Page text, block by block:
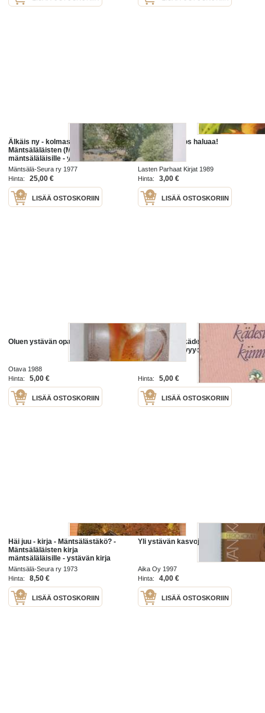
Älkäis ny - kolmas se toren sanoo -
Mäntsäläläisten (Mäntsälä) kirja
mäntsäläläisille - ystävän kirja
ystävälle -paikkakuntahistoriaa
kertomusten, artikkelien,
Mäntsälä-Seura ry 1977
Hinta:
25,00 €
LISÄÄ OSTOSKORIIN
Ystävän saa jos haluaa!
Lasten Parhaat Kirjat 1989
Hinta:
3,00 €
LISÄÄ OSTOSKORIIN
Oluen ystävän opas -beer guide
Otava 1988
Hinta:
5,00 €
LISÄÄ OSTOSKORIIN
Pidä ystävän kädestä kiinni :
mietteitä ystävyydestä / toim.
Salme Saure.
Hinta: 5,00 €
LISÄÄ OSTOSKORIIN
Häi juu - kirja - Mäntsälästäkö? -
Mäntsäläläisten kirja
mäntsäläläisille - ystävän kirja
ystävälle -paikkakuntahistoriaa
kertomusten,
Mäntsälä-Seura ry 1973
Hinta:
8,50 €
LISÄÄ OSTOSKORIIN
Yli ystävän kasvojen
Aika Oy 1997
Hinta:
4,00 €
LISÄÄ OSTOSKORIIN